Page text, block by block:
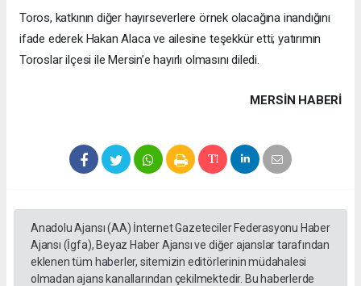
Toros, katkının diğer hayırseverlere örnek olacağına inandığını
ifade ederek Hakan Alaca ve ailesine teşekkür etti; yatırımın
Toroslar ilçesi ile Mersin’e hayırlı olmasını diledi.
MERSIN HABERİ
Anadolu Ajansı (AA) İnternet Gazeteciler Federasyonu Haber
Ajansı (İgfa), Beyaz Haber Ajansı ve diğer ajanslar tarafından
eklenen tüm haberler, sitemizin editörlerinin müdahalesi
olmadan ajans kanallarından çekilmektedir. Bu haberlerde